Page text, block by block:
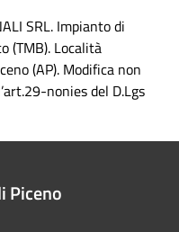
SRL. Impianto di
(TMB). Località
(AP). Modifica non
nonies del D.Lgs
Piceno